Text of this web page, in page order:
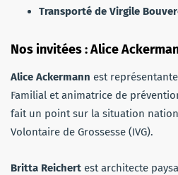
Transporté de Virgile
Nos invitées : Alice
Alice Ackermann est
Familial et animatrice de
fait un point sur la situation
Volontaire de Grossesse (IVG).
Britta Reichert est architecte